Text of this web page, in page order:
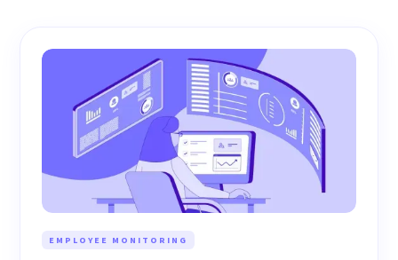
EMPLOYEE MONITORING